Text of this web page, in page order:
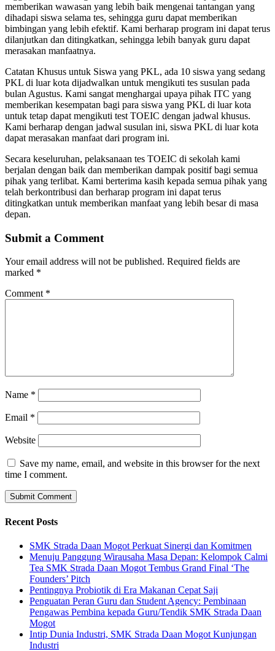
memberikan wawasan yang lebih baik mengenai tantangan yang
dihadapi siswa selama tes, sehingga guru dapat memberikan
bimbingan yang lebih efektif. Kami berharap program ini dapat terus
dilanjutkan dan ditingkatkan, sehingga lebih banyak guru dapat
merasakan manfaatnya.
Catatan Khusus untuk Siswa yang PKL, ada 10 siswa yang sedang
PKL di luar kota dijadwalkan untuk mengikuti tes susulan pada
bulan Agustus. Kami sangat menghargai upaya pihak ITC yang
memberikan kesempatan bagi para siswa yang PKL di luar kota
untuk tetap dapat mengikuti test TOEIC dengan jadwal khusus.
Kami berharap dengan jadwal susulan ini, siswa PKL di luar kota
dapat merasakan manfaat dari program ini.
Secara keseluruhan, pelaksanaan tes TOEIC di sekolah kami
berjalan dengan baik dan memberikan dampak positif bagi semua
pihak yang terlibat. Kami berterima kasih kepada semua pihak yang
telah berkontribusi dan berharap program ini dapat terus
ditingkatkan untuk memberikan manfaat yang lebih besar di masa
depan.
Submit a Comment
Your email address will not be published. Required fields are
marked *
Comment *
Name *
Email *
Website
Save my name, email, and website in this browser for the next
time I comment.
Recent Posts
SMK Strada Daan Mogot Perkuat Sinergi dan Komitmen
Menuju Panggung Wirausaha Masa Depan: Kelompok Calmi
Tea SMK Strada Daan Mogot Tembus Grand Final ‘The
Founders’ Pitch
Pentingnya Probiotik di Era Makanan Cepat Saji
Penguatan Peran Guru dan Student Agency: Pembinaan
Pengawas Pembina kepada Guru/Tendik SMK Strada Daan
Mogot
Intip Dunia Industri, SMK Strada Daan Mogot Kunjungan
Industri